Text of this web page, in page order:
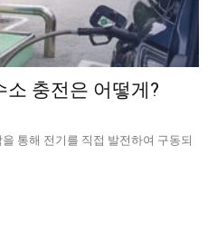
충전은 어떻게?
통해 전기를 직접 발전하여 구동되